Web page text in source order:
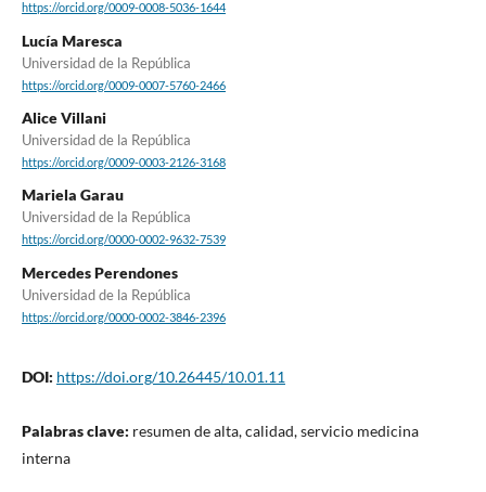
https://orcid.org/0009-0008-5036-1644
Lucía Maresca
Universidad de la República
https://orcid.org/0009-0007-5760-2466
Alice Villani
Universidad de la República
https://orcid.org/0009-0003-2126-3168
Mariela Garau
Universidad de la República
https://orcid.org/0000-0002-9632-7539
Mercedes Perendones
Universidad de la República
https://orcid.org/0000-0002-3846-2396
DOI: https://doi.org/10.26445/10.01.11
Palabras clave: resumen de alta, calidad, servicio medicina
interna